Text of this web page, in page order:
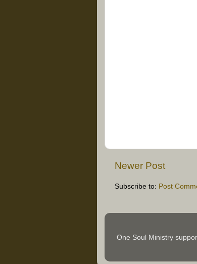
Newer Post
Subscribe to: Post
One Soul Ministry